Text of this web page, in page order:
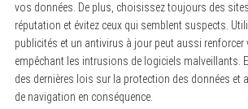
vos données. De plus, choisissez toujours des
réputation et évitez ceux qui semblent suspects.
publicités et un antivirus à jour peut aussi renforcer
empêchant les intrusions de logiciels malveillants.
des dernières lois sur la protection des données et
de navigation en conséquence.